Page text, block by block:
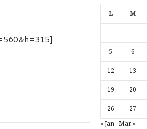
L M
5 6
12 13
19 20
26 27
« Jan Mar »